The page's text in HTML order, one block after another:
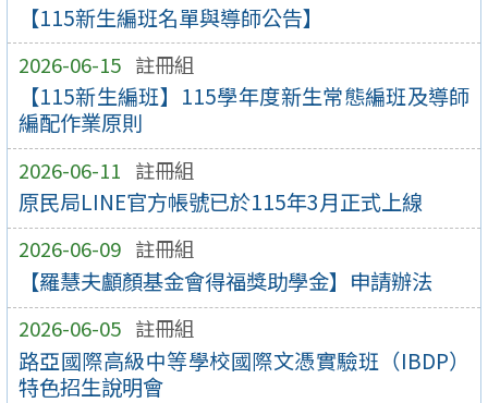
【115新生編班名單與導師公告】
2026-06-15 註冊組
【115新生編班】115學年度新生常態編班及導師
編配作業原則
2026-06-11 註冊組
原民局LINE官方帳號已於115年3月正式上線
2026-06-09 註冊組
【羅慧夫顱顏基金會得福獎助學金】申請辦法
2026-06-05 註冊組
路亞國際高級中等學校國際文憑實驗班（IBDP）
特色招生說明會